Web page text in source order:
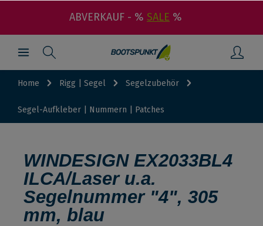
ABVERKAUF - % SALE %
Home Rigg | Segel Segelzubehör
Segel-Aufkleber | Nummern | Patches
WINDESIGN EX2033BL4
ILCA/Laser u.a.
Segelnummer "4", 305
mm, blau